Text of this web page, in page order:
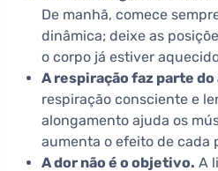
De manhã, comece
dinâmica; deixe as
o corpo já estiver
A respiração faz parte
respiração consciente e
alongamento ajuda os
aumenta o efeito de cada
A dor não é o objetivo. A